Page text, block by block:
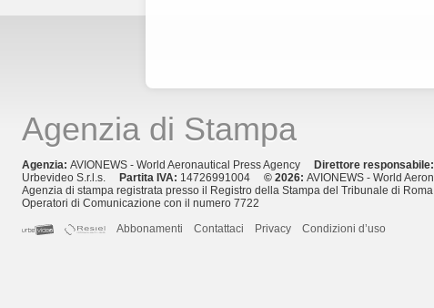
Agenzia di Stampa
Agenzia: AVIONEWS - World Aeronautical Press Agency Direttore responsabile:
Urbevideo S.r.l.s.
Partita IVA: 14726991004 © 2026: AVIONEWS - World
Agenzia di stampa registrata presso il Registro della Stampa del Tribunale di
Operatori di Comunicazione con il numero 7722
Abbonamenti
Contattaci Privacy Condizioni d’uso